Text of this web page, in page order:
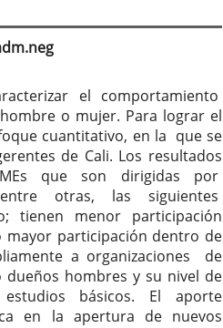
el comportamiento
o mujer. Para lograr el
cuantitativo, en la que se
de Cali. Los resultados
que son dirigidas por
otras, las siguientes
tienen menor participación
participación dentro de
a organizaciones de
hombres y su nivel de
básicos. El aporte
en la apertura de nuevos